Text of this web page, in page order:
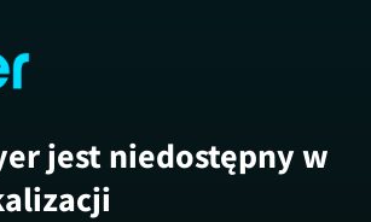
jest niedostępny w